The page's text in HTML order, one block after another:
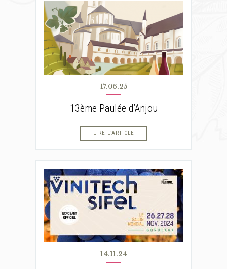
17.06.25
13ème Paulée d’Anjou
LIRE L’ARTICLE
14.11.24